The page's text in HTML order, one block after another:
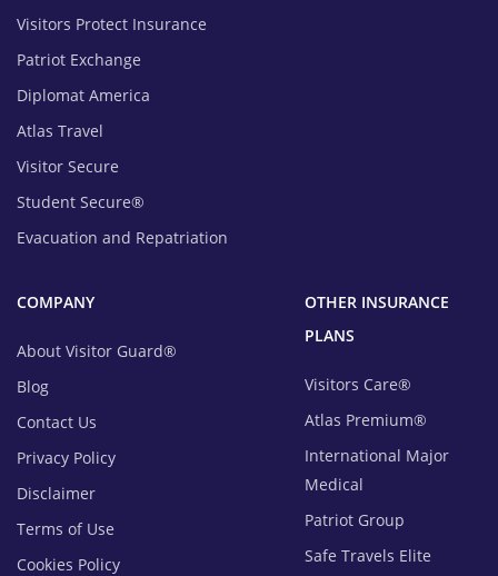
Visitors Protect Insurance
Patriot Exchange
Diplomat America
Atlas Travel
Visitor Secure
Student Secure®
Evacuation and Repatriation
OTHER INSURANCE
PLANS
Visitors Care®
Atlas Premium®
International Major
Medical
Patriot Group
Safe Travels Elite
COMPANY
About Visitor Guard®
Blog
Contact Us
Privacy Policy
Disclaimer
Terms of Use
Cookies Policy